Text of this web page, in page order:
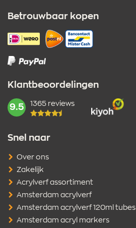
Betrouwbaar kopen
Klantbeoordelingen
mark:
9.5 1365 reviews
Snel naar
Over ons
Zakelijk
Acrylverf assortiment
Amsterdam acrylverf
Amsterdam acrylverf 120ml tubes
Amsterdam acryl markers